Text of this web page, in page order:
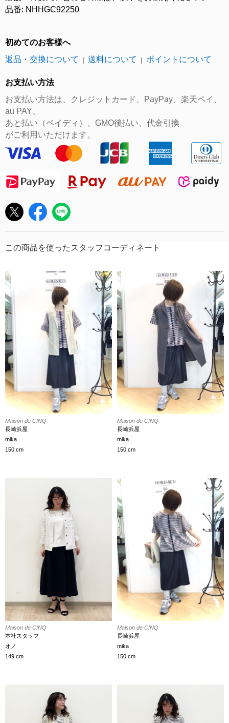
品番: NHHGC92250
初めてのお客様へ
返品・交換について
｜ 送料について ｜ ポイントについて
お支払い方法
お支払い方法は、クレジットカード、PayPay、楽天ペイ、
au PAY、
あと払い（ペイディ）、GMO後払い、代金引換
がご利用いただけます。
この商品を使ったスタッフコーディネート
Maison de CINQ
長崎浜屋
mika
150 cm
Maison de CINQ
長崎浜屋
mika
150 cm
Maison de CINQ
本社スタッフ
オノ
149 cm
Maison de CINQ
長崎浜屋
mika
150 cm